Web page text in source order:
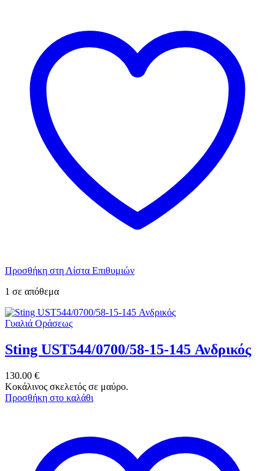
Προσθήκη στη Λίστα Επιθυμιών
1 σε απόθεμα
Γυαλιά Οράσεως
Sting UST544/0700/58-15-145 Ανδρικός
130.00 €
Κοκάλινος σκελετός σε μαύρο.
Προσθήκη στο καλάθι